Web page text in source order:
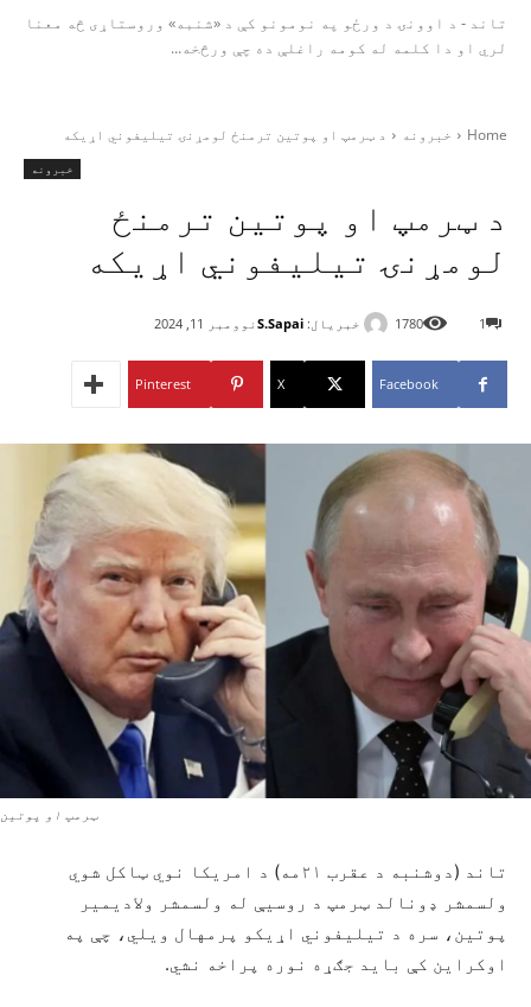
تاند - د اوونۍ د ورځو په نومونو کې د «شنبه» وروستاړی څه معنا
لري او دا کلمه له کومه راغلې ده چې ورڅخه...